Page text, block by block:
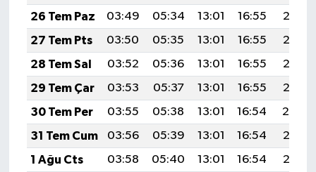
26 Tem Paz
03:49 05:34 13:01 16:55
20:17
27 Tem Pts
03:50 05:35 13:01 16:55
20:16
28 Tem Sal
03:52 05:36 13:01 16:55
20:15
29 Tem Çar
03:53 05:37 13:01 16:55
20:15
30 Tem Per
03:55 05:38 13:01 16:54
20:14
31 Tem Cum
03:56 05:39 13:01 16:54
20:13
1 Ağu Cts
03:58 05:40 13:01 16:54
20:12